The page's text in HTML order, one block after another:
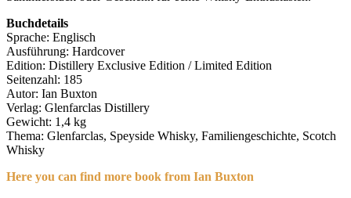
Buchdetails
Sprache: Englisch
Ausführung: Hardcover
Edition: Distillery Exclusive Edition / Limited Edition
Seitenzahl: 185
Autor: Ian Buxton
Verlag: Glenfarclas Distillery
Gewicht: 1,4 kg
Thema: Glenfarclas, Speyside Whisky, Familiengeschichte, Scotch
Whisky
Here you can find more book from Ian Buxton